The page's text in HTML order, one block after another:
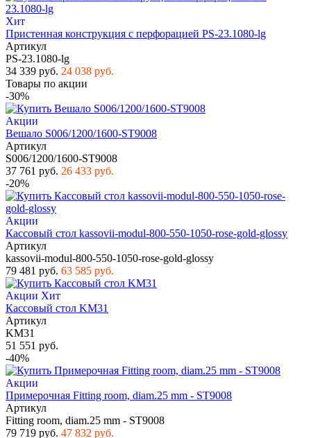
Хит
Пристенная конструкция с перфорацией PS-23.1080-lg
Артикул
PS-23.1080-lg
34 339 руб. 24 038 руб.
Товары по акции
-30%
Акции
Вешало S006/1200/1600-ST9008
Артикул
S006/1200/1600-ST9008
37 761 руб. 26 433 руб.
-20%
Акции
Кассовый стол kassovii-modul-800-550-1050-rose-gold-glossy
Артикул
kassovii-modul-800-550-1050-rose-gold-glossy
79 481 руб. 63 585 руб.
Акции Хит
Кассовый стол KM31
Артикул
KM31
51 551 руб.
-40%
Акции
Примерочная Fitting room, diam.25 mm - ST9008
Артикул
Fitting room, diam.25 mm - ST9008
79 719 руб. 47 832 руб.